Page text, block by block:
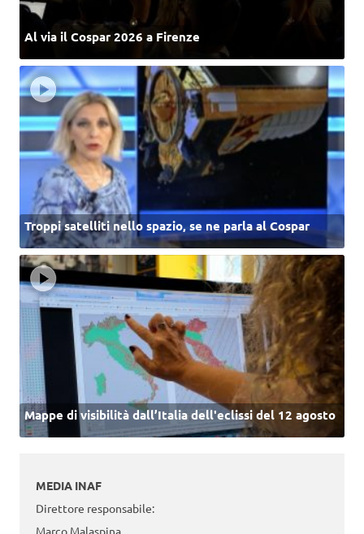
Al via il Cospar 2026 a Firenze
Troppi satelliti nello spazio, se ne parla al Cospar
Mappe di visibilità dall’Italia dell'eclissi del 12 agosto
MEDIA INAF
Direttore responsabile:
Marco Malaspina